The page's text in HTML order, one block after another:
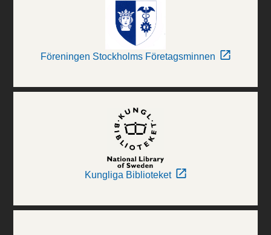
Föreningen Stockholms Företagsminnen
Kungliga Biblioteket